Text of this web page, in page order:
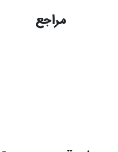
مراجع